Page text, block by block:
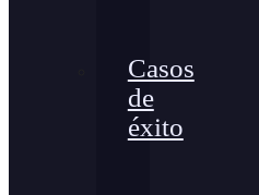
Casos
de
éxito